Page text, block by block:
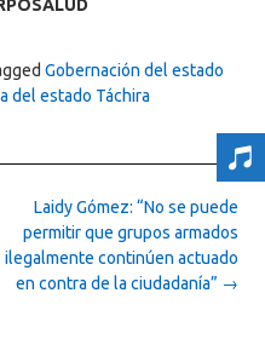
Gobernación del estado
del estado Táchira
Laidy Gómez: “No se puede
permitir que grupos armados
ilegalmente continúen actuado
en contra de la ciudadanía” →